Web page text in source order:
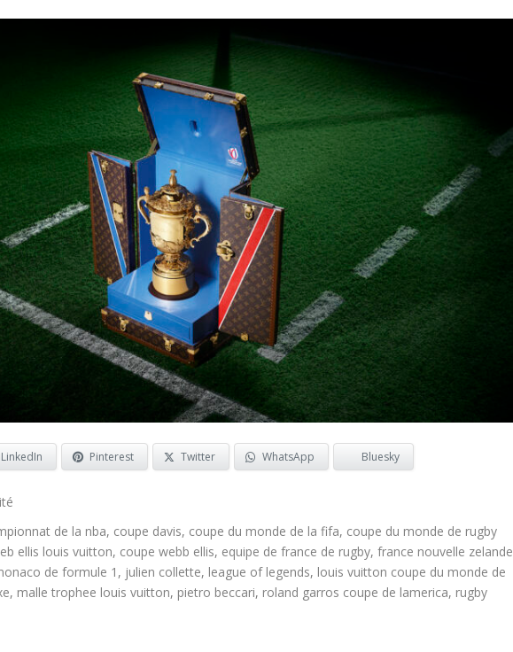
LinkedIn Pinterest Twitter WhatsApp Bluesky
de la nba, coupe davis, coupe du monde de la fifa, coupe du monde de rugby
ellis louis vuitton, coupe webb ellis, equipe de france de rugby, france nouvelle zelande
de formule 1 , julien collette, league of legends, louis vuitton coupe du monde de
, malle trophee louis vuitton, pietro beccari, roland garros coupe de lamerica, rugby